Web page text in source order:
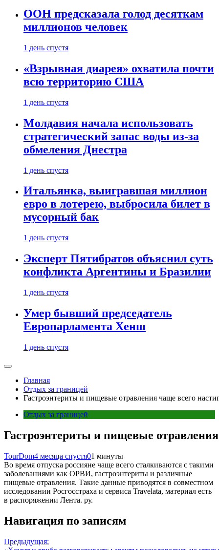
ООН предсказала голод десяткам
миллионов человек
1 день спустя
«Взрывная диарея» охватила почти
всю территорию США
1 день спустя
Молдавия начала использовать
стратегический запас воды из-за
обмеления Днестра
1 день спустя
Итальянка, выигравшая миллион
евро в лотерею, выбросила билет в
мусорный бак
1 день спустя
Эксперт Пятибратов объяснил суть
конфликта Аргентины и Бразилии
1 день спустя
Умер бывший председатель
Европарламента Хенш
1 день спустя
Главная
Отдых за границей
Гастроэнтериты и пищевые отравления чаще всего
Отдых за границей
Гастроэнтериты и пищевые
TourDom4 месяца спустя01 минуты
Во время отпуска россияне чаще всего сталкиваются с такими
заболеваниями как ОРВИ, гастроэнтериты и различные
пищевые отравления. Такие данные приводятся в совместном
исследовании Росгосстраха и сервиса Travelata, материал есть
в распоряжении Лента. ру.
Навигация по записям
Предыдущая: